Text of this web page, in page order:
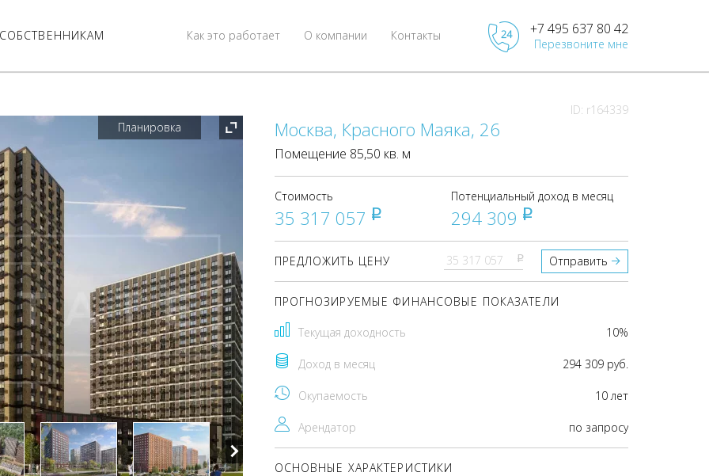
Контакты
О компании
Как это работает +7 495 637 80 42
Перезвоните мне
ID: r164339
Планировка
Москва, Красного Маяка, 26
Помещение 85,50 кв. м
Стоимость
35 317 057 pуб
Потенциальный доход в месяц
294 309 pуб
ПРЕДЛОЖИТЬ ЦЕНУ pуб Отправить
ПРОГНОЗИРУЕМЫЕ ФИНАНСОВЫЕ ПОКАЗАТЕЛИ
Текущая доходность 10%
Доход в месяц 294 309 руб.
Окупаемость 10 лет
Арендатор по запросу
ОСНОВНЫЕ ХАРАКТЕРИСТИКИ